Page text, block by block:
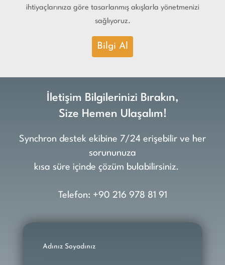
ihtiyaçlarınıza göre tasarlanmış akışlarla yönetmenizi
sağlıyoruz.
Bilgi Al
İletişim Bilgilerinizi Bırakın,
Size Hemen Ulaşalım!
Synchron destek ekibine 7/24 erişebilir ve her
sorununuza
kısa süre içinde çözüm bulabilirsiniz.
Telefon: +90 216 978 81 91
Adınız Soyadınız